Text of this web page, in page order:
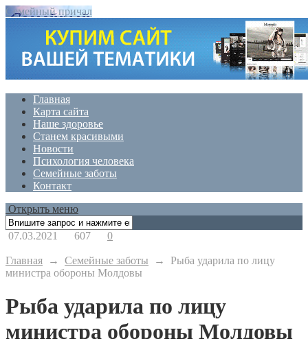
Семейный причал
Главная
Карта сайта
Наше здоровье
Станем красивыми
Новости
Психология человека
Семейные заботы
Контакт
Открыть меню
07.03.2021 607 0
Главная → Семейные заботы → Рыба ударила по лицу
министра обороны Молдовы
Рыба ударила по лицу
министра обороны Молдовы